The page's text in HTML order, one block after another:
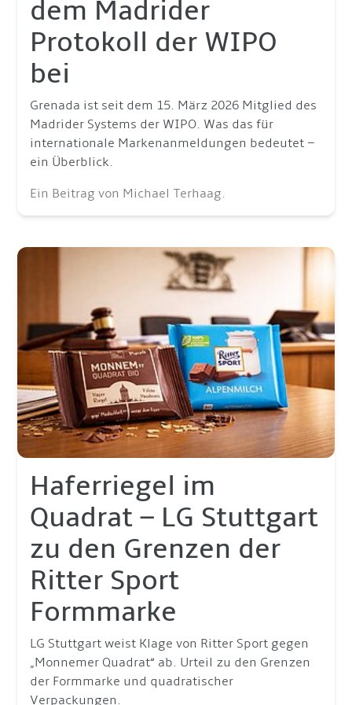
dem Madrider
Protokoll der WIPO
bei
Grenada ist seit dem 15. März 2026 Mitglied des
Madrider Systems der WIPO. Was das für
internationale Markenanmeldungen bedeutet –
ein Überblick.
Ein Beitrag von Michael Terhaag.
Haferriegel im
Quadrat – LG Stuttgart
zu den Grenzen der
Ritter Sport
Formmarke
LG Stuttgart weist Klage von Ritter Sport gegen
„Monnemer Quadrat“ ab. Urteil zu den Grenzen
der Formmarke und quadratischer
Verpackungen.